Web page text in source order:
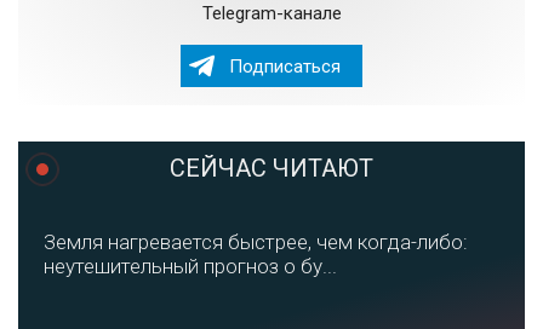
Telegram-канале
Подписаться
СЕЙЧАС ЧИТАЮТ
Земля нагревается быстрее, чем когда-либо:
неутешительный прогноз о бу...